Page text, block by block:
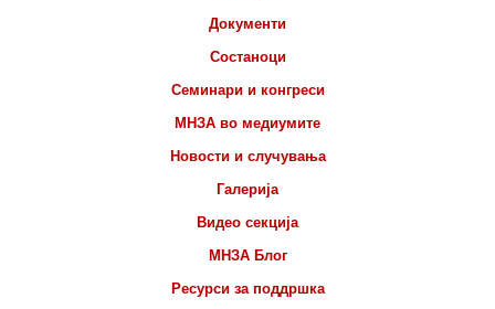
Документи
Состаноци
Семинари и конгреси
МНЗА во медиумите
Новости и случувања
Галерија
Видео секција
МНЗА Блог
Ресурси за поддршка